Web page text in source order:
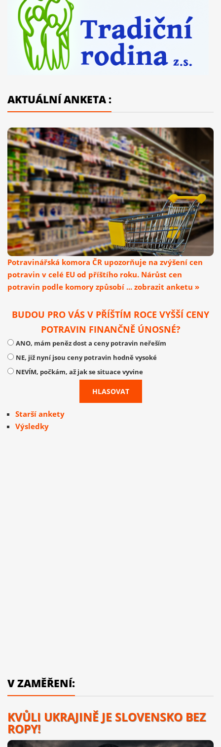
AKTUÁLNÍ ANKETA :
Potravinářská komora ČR upozorňuje na zvýšení cen
potravin v celé EU od příštího roku. Nárůst cen
potravin podle komory způsobí ... zobrazit anketu »
BUDOU PRO VÁS V PŘÍŠTÍM ROCE VYŠŠÍ CENY
POTRAVIN FINANČNĚ ÚNOSNÉ?
ANO, mám peněz dost a ceny potravin neřeším
NE, již nyní jsou ceny potravin hodně vysoké
NEVÍM, počkám, až jak se situace vyvine
Starší ankety
Výsledky
V ZAMĚŘENÍ:
KVŮLI UKRAJINĚ JE SLOVENSKO BEZ
ROPY!